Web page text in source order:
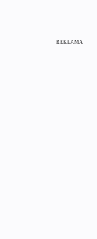
REKLAMA